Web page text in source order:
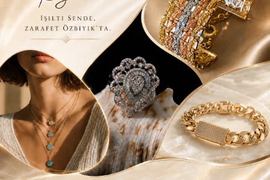
Ana Sayfa›Tüm Manşetler
İBB, 150 YENİ TAKSİ
PLAKASINI İHALEYE
ÇIKARIYOR..
Giriş: 29-05-2025 20:26
Güncelleme: 29-05-2025 20:57
72 Tüm Manşetler